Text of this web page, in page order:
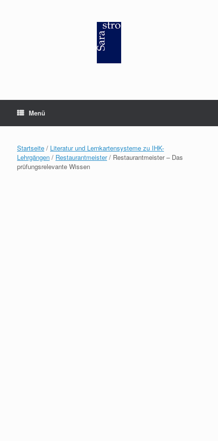
Menü
Startseite / Literatur und Lernkartensysteme zu IHK-
Lehrgängen / Restaurantmeister/ Restaurantmeister – Das
prüfungsrelevante Wissen